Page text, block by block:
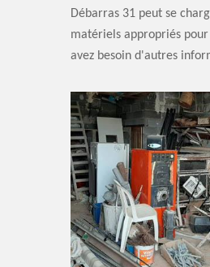
Débarras 31 peut se
matériels appropriés
avez besoin d'autres